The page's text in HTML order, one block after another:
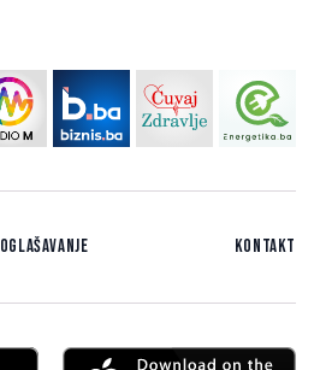
Oglašavanje Kontakt